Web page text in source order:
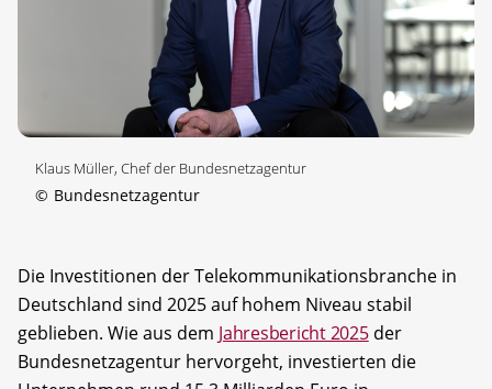
Klaus Müller, Chef der Bundesnetzagentur
© Bundesnetzagentur
Die Investitionen der Telekommunikationsbranche in
Deutschland sind 2025 auf hohem Niveau stabil
geblieben. Wie aus dem Jahresbericht 2025der
Bundesnetzagentur hervorgeht, investierten die